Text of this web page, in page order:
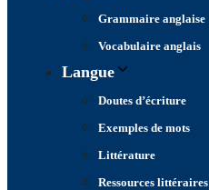
Grammaire anglaise
Vocabulaire anglais
Langue
Doutes d’écriture
Exemples de mots
Littérature
Ressources littéraires